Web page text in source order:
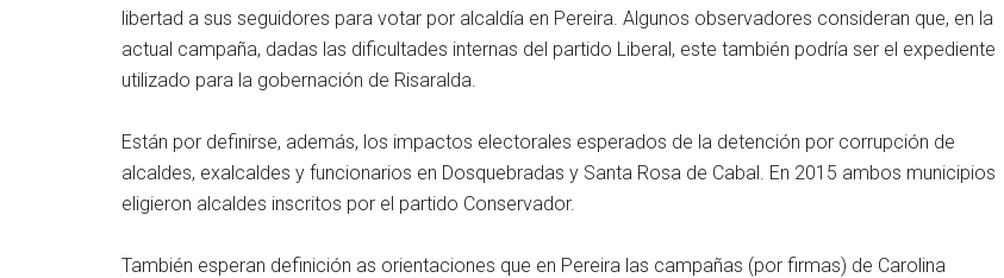
libertad a sus seguidores para votar por alcaldía en Pereira. Algunos observadores consideran que, en la
actual campaña, dadas las dificultades internas del partido Liberal, este también podría ser el expediente
utilizado para la gobernación de Risaralda.
Están por definirse, además, los impactos electorales esperados de la detención por corrupción de
alcaldes, exalcaldes y funcionarios en Dosquebradas y Santa Rosa de Cabal. En 2015 ambos municipios
eligieron alcaldes inscritos por el partido Conservador.
También esperan definición as orientaciones que en Pereira las campañas (por firmas) de Carolina